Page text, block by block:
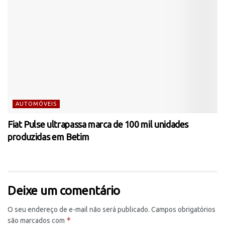
AUTOMÓVEIS
Fiat Pulse ultrapassa marca de 100 mil unidades
produzidas em Betim
Deixe um comentário
O seu endereço de e-mail não será publicado. Campos obrigatórios
são marcados com *